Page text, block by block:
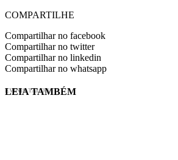
COMPARTILHE
Compartilhar no facebook
Compartilhar no twitter
Compartilhar no linkedin
Compartilhar no whatsapp
EVINIS TALON
LEIA TAMBÉM